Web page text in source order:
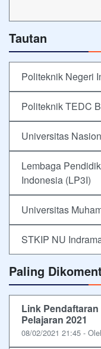
Tautan
Politeknik Negeri
Politeknik TEDC
Universitas
Lembaga
Indonesia (LP3I)
Universitas
STKIP NU
Paling
Link
Pelajaran 2021
08/02/2021 21:45 -